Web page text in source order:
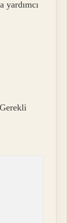
yardımcı
Gerekli